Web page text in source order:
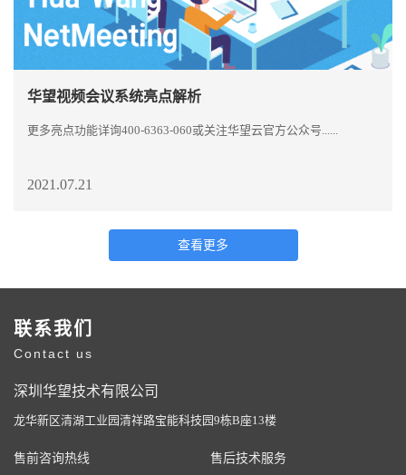
华望视频会议系统亮点解析
更多亮点功能详询400-6363-060或关注华望云官方公众号......
2021.07.21
查看更多
联系我们
Contact us
深圳华望技术有限公司
龙华新区清湖工业园清祥路宝能科技园9栋B座13楼
售前咨询热线 售后技术服务